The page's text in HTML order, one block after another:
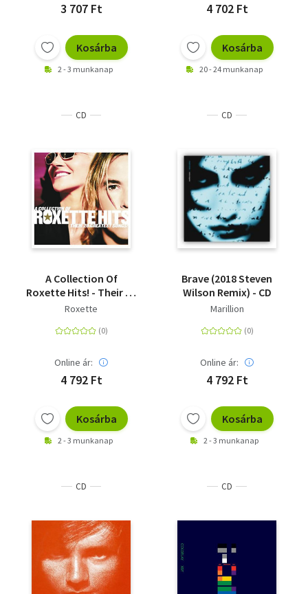
3 707 Ft
Kosárba
2 - 3 munkanap
4 702 Ft
Kosárba
20 - 24 munkanap
CD
A Collection Of
Roxette Hits! - Their 20
Greatest songs - CD
Roxette
Online ár:
4 792 Ft
Kosárba
2 - 3 munkanap
CD
Brave (2018 Steven
Wilson Remix) - CD
Marillion
Online ár:
4 792 Ft
Kosárba
2 - 3 munkanap
CD CD